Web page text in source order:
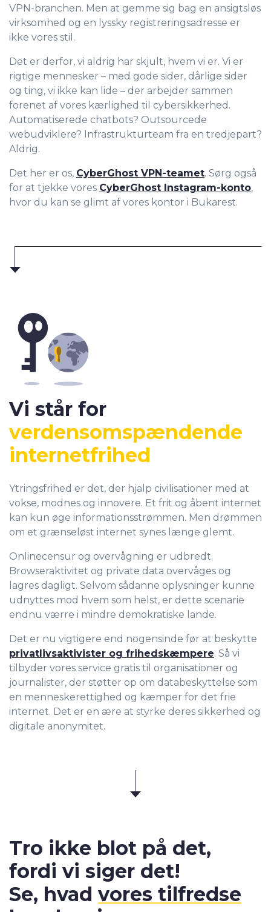
VPN-branchen. Men at gemme sig bag en ansigtsløs
virksomhed og en lyssky registreringsadresse er
ikke vores stil.
Det er derfor, vi aldrig har skjult, hvem vi er. Vi er
rigtige mennesker – med gode sider, dårlige sider
og ting, vi ikke kan lide – der arbejder sammen
forenet af vores kærlighed til cybersikkerhed.
Automatiserede chatbots? Outsourcede
webudviklere? Infrastrukturteam fra en tredjepart?
Aldrig.
Det her er os, CyberGhost VPN-teamet. Sørg også
for at tjekke vores CyberGhost Instagram-konto,
hvor du kan se glimt af vores kontor i Bukarest.
Vi står for
verdensomspændende
internetfrihed
Ytringsfrihed er det, der hjalp civilisationer med at
vokse, modnes og innovere. Et frit og åbent internet
kan kun øge informationsstrømmen. Men drømmen
om et grænseløst internet synes længe glemt.
Onlinecensur og overvågning er udbredt.
Browseraktivitet og private data overvåges og
lagres dagligt. Selvom sådanne oplysninger kunne
udnyttes mod hvem som helst, er dette scenarie
endnu værre i mindre demokratiske lande.
Det er nu vigtigere end nogensinde før at beskytte
privatlivsaktivister og frihedskæmpere. Så vi
tilbyder vores service gratis til organisationer og
journalister, der støtter op om databeskyttelse som
en menneskerettighed og kæmper for det frie
internet. Det er en ære at styrke deres sikkerhed og
digitale anonymitet.
Tro ikke blot på det,
fordi vi siger det!
Se, hvad vores tilfredse